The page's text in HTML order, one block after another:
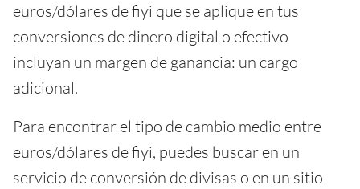
euros/dólares de fiyi que se aplique en tus
conversiones de dinero digital o efectivo
incluyan un margen de ganancia: un cargo
adicional.
Para encontrar el tipo de cambio medio entre
euros/dólares de fiyi, puedes buscar en un
servicio de conversión de divisas o en un sitio